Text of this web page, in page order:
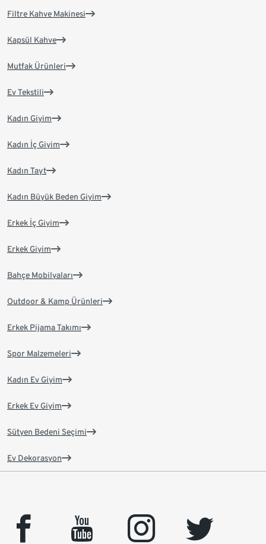
Filtre Kahve Makinesi
Kapsül Kahve
Mutfak Ürünleri
Ev Tekstili
Kadın Giyim
Kadın İç Giyim
Kadın Tayt
Kadın Büyük Beden Giyim
Erkek İç Giyim
Erkek Giyim
Bahçe Mobilyaları
Outdoor & Kamp Ürünleri
Erkek Pijama Takımı
Spor Malzemeleri
Kadın Ev Giyim
Erkek Ev Giyim
Sütyen Bedeni Seçimi
Ev Dekorasyon
facebook youtube instagram
twitter